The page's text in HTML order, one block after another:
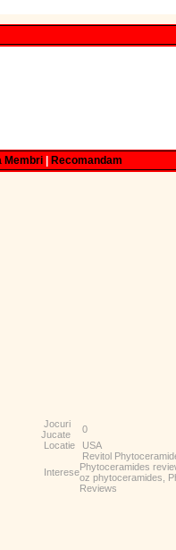
Membri Recomandam
Jocuri
Jucate
0
Locatie
USA
Interese
Revitol
Phytoceramides
oz phytoceramides,
Reviews